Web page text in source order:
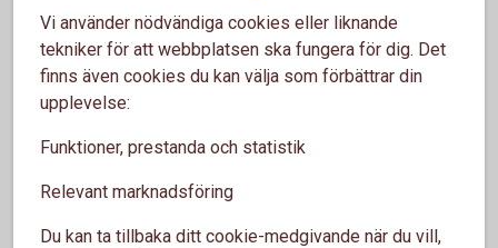
Vanliga frågor om att försäkra Saab
Ska jag välja hel- eller halvförsäkring?
Om jag lånar ut bilen, får jag ersättning vid skada
Vilken är självrisken vid stenskott i vindrutan?
Vi använder nödvändiga cookies eller liknande
tekniker för att webbplatsen ska fungera för dig. Det
finns även cookies du kan välja som förbättrar din
upplevelse:
Funktioner, prestanda och statistik
Relevant marknadsföring
Du kan ta tillbaka ditt cookie-medgivande när du vill,